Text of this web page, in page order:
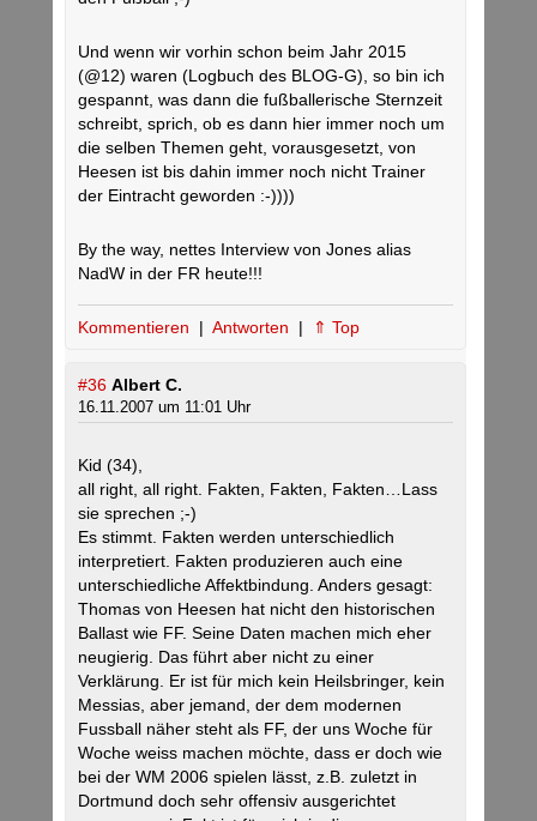
Und wenn wir vorhin schon beim Jahr 2015
(@12) waren (Logbuch des BLOG-G), so bin ich
gespannt, was dann die fußballerische Sternzeit
schreibt, sprich, ob es dann hier immer noch um
die selben Themen geht, vorausgesetzt, von
Heesen ist bis dahin immer noch nicht Trainer
der Eintracht geworden :-))))
By the way, nettes Interview von Jones alias
NadW in der FR heute!!!
Kommentieren | Antworten | ⇑ Top
#36 Albert C.
16.11.2007 um 11:01 Uhr
Kid (34),
all right, all right. Fakten, Fakten, Fakten…Lass
sie sprechen ;-)
Es stimmt. Fakten werden unterschiedlich
interpretiert. Fakten produzieren auch eine
unterschiedliche Affektbindung. Anders gesagt:
Thomas von Heesen hat nicht den historischen
Ballast wie FF. Seine Daten machen mich eher
neugierig. Das führt aber nicht zu einer
Verklärung. Er ist für mich kein Heilsbringer, kein
Messias, aber jemand, der dem modernen
Fussball näher steht als FF, der uns Woche für
Woche weiss machen möchte, dass er doch wie
bei der WM 2006 spielen lässt, z.B. zuletzt in
Dortmund doch sehr offensiv ausgerichtet